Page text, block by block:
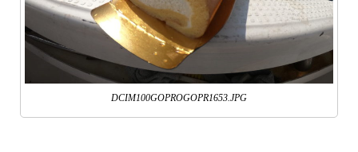
DCIM100GOPROGOPR1653.JPG